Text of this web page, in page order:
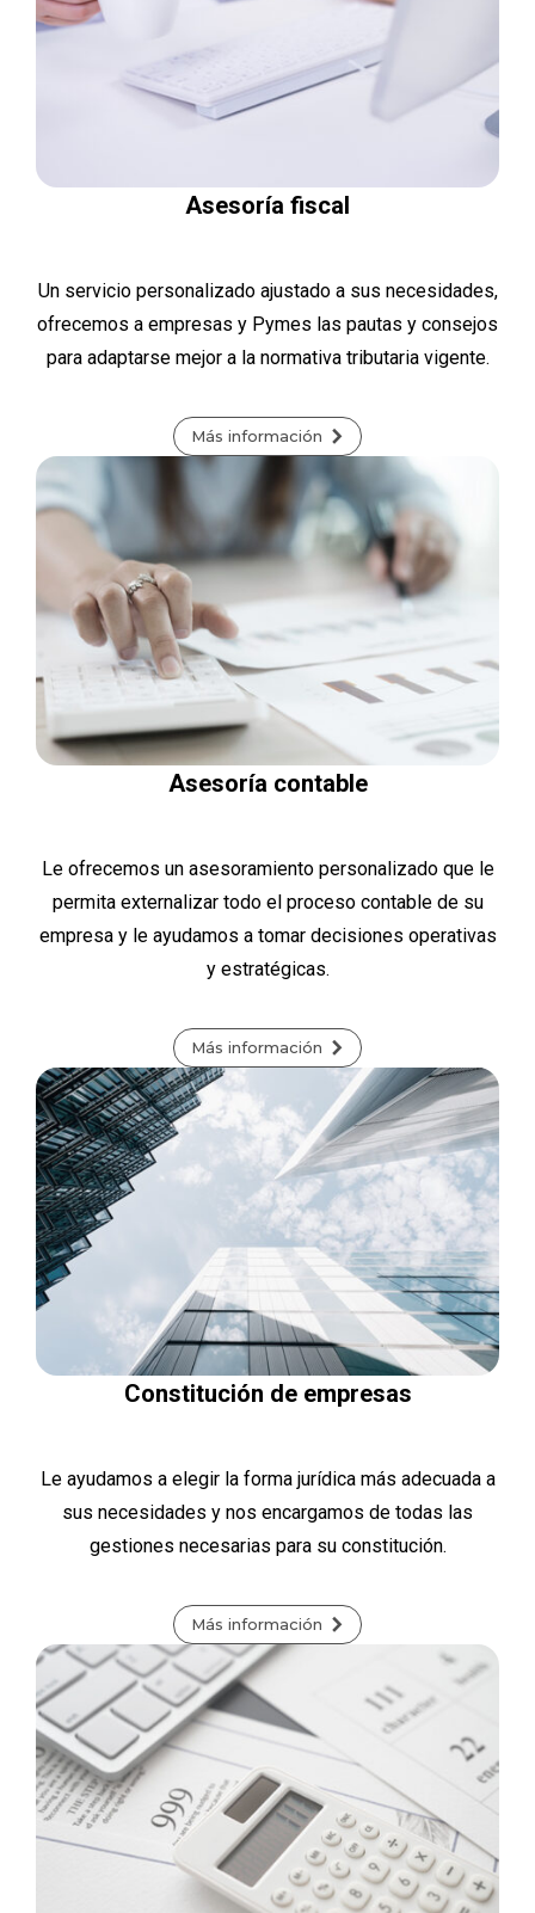
Asesoría fiscal
Un servicio personalizado ajustado a sus necesidades,
ofrecemos a empresas y Pymes las pautas y consejos
para adaptarse mejor a la normativa tributaria vigente.
Más información
Asesoría contable
Le ofrecemos un asesoramiento personalizado que le
permita externalizar todo el proceso contable de su
empresa y le ayudamos a tomar decisiones operativas
y estratégicas.
Más información
Constitución de empresas
Le ayudamos a elegir la forma jurídica más adecuada a
sus necesidades y nos encargamos de todas las
gestiones necesarias para su constitución.
Más información